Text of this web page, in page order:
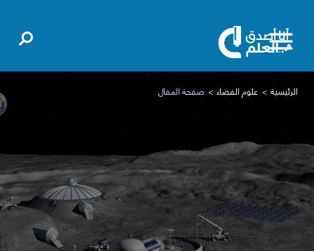
الرئيسية علوم الفضاء صفحة المقال